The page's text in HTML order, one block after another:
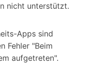
nicht unterstützt.
Apps sind
Fehler "Beim
aufgetreten".